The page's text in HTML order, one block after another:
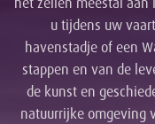
u tijdens uw
havenstadje of een
stappen en van de
de kunst en
natuurrijke omgeving